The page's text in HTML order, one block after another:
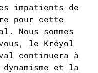
impatients de
pour cette
Nous sommes
le Kréyol
continuera à
et la